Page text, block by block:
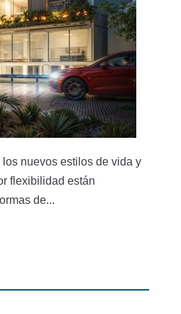
nuevos estilos de vida y
flexibilidad están
de...